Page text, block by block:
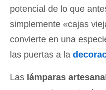
potencial de lo que
simplemente «cajas
convierte en una
las puertas a la
Las lámparas